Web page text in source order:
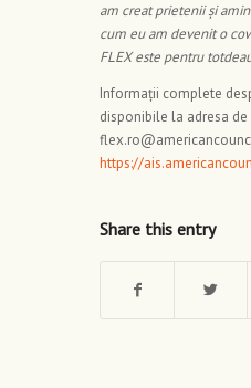
am creat prietenii și
cum eu am devenit o
FLEX este pentru
Informații complete
disponibile la adresa
https://
Share this entry